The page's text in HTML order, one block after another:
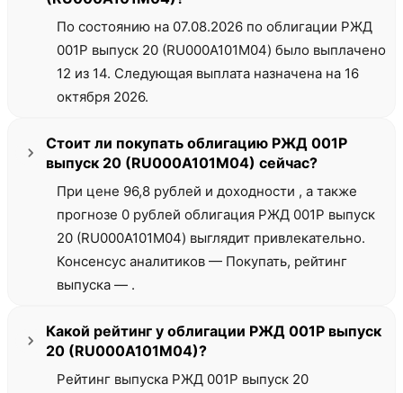
По состоянию на 07.08.2026 по облигации РЖД
001Р выпуск 20 (RU000A101M04) было выплачено
12 из 14. Следующая выплата назначена на 16
октября 2026.
Стоит ли покупать облигацию РЖД 001Р
выпуск 20 (RU000A101M04) сейчас?
При цене 96,8 рублей и доходности , а также
прогнозе 0 рублей облигация РЖД 001Р выпуск
20 (RU000A101M04) выглядит привлекательно.
Консенсус аналитиков — Покупать, рейтинг
выпуска — .
Какой рейтинг у облигации РЖД 001Р выпуск
20 (RU000A101M04)?
Рейтинг выпуска РЖД 001Р выпуск 20